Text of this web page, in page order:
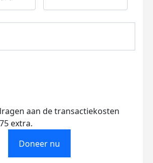
aan de transactiekosten
extra.
Doneer nu